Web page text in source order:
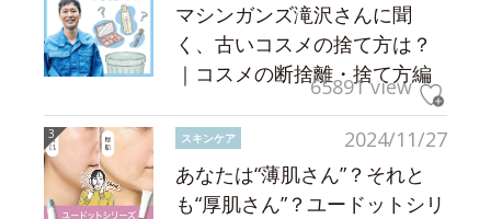
マシンガンズ滝沢さんに聞
く、古いコスメの捨て方は？
｜コスメの断捨離・捨て方編
65891 view
2024/11/27
スキンケア
あなたは“薄肌さん”？それと
も“厚肌さん”？ユードットシリ